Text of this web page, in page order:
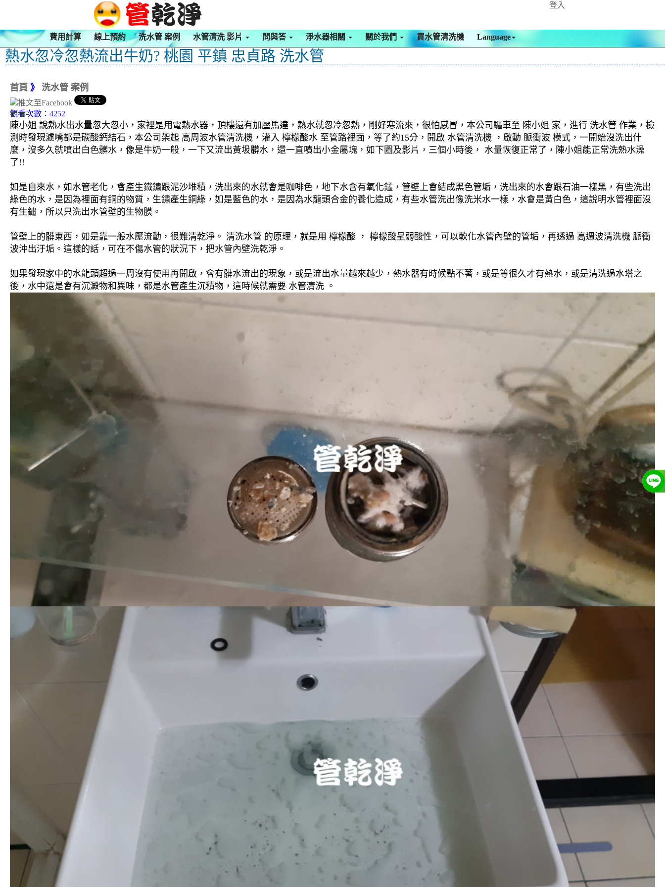
登入
費用計算 線上預約 洗水管 案例 水管清洗 影片 問與答 淨水器相關 關於我們 買水管清洗機 Language
熱水忽冷忽熱流出牛奶? 桃園 平鎮 忠貞路 洗水管
首頁 》 洗水管 案例
觀看次數：4252
陳小姐 說熱水出水量忽大忽小，家裡是用電熱水器，頂樓還有加壓馬達，熱水就忽冷忽熱，剛好寒流來，很怕感冒，本公司驅車至 陳小姐 家，進行 洗水管 作業，檢
測時發現濾嘴都是碳酸鈣結石，本公司架起 高周波水管清洗機，灌入 檸檬酸水 至管路裡面，等了約15分，開啟 水管清洗機 ，啟動 脈衝波 模式，一開始沒洗出什
麼，沒多久就噴出白色髒水，像是牛奶一般，一下又流出黃圾髒水，還一直噴出小金屬塊，如下圖及影片，三個小時後， 水量恢復正常了，陳小姐能正常洗熱水澡
了!!
如是自來水，如水管老化，會產生鐵鏽跟泥沙堆積，洗出來的水就會是咖啡色，地下水含有氧化錳，管壁上會結成黑色管垢，洗出來的水會跟石油一樣黑，有些洗出
綠色的水，是因為裡面有銅的物質，生鏽產生銅綠，如是藍色的水，是因為水龍頭合金的養化造成，有些水管洗出像洗米水一樣，水會是黃白色，這說明水管裡面沒
有生鏽，所以只洗出水管壁的生物膜。
管壁上的髒東西，如是靠一般水壓流動，很難清乾淨。 清洗水管 的原理，就是用 檸檬酸 ， 檸檬酸呈弱酸性，可以軟化水管內壁的管垢，再透過 高週波清洗機 脈衝
波沖出汙垢。這樣的話，可在不傷水管的狀況下，把水管內壁洗乾淨。
如果發現家中的水龍頭超過一周沒有使用再開啟，會有髒水流出的現象，或是流出水量越來越少，熱水器有時候點不著，或是等很久才有熱水，或是清洗過水塔之
後，水中還是會有沉澱物和異味，都是水管產生沉積物，這時候就需要 水管清洗 。